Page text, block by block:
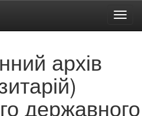
архів
державного